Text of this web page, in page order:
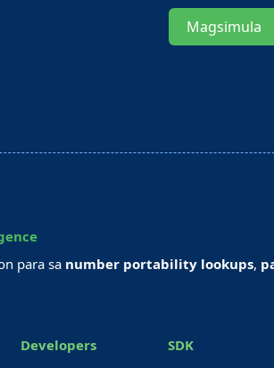
Magsimula
para sa number portability lookups,
Developers
SDK